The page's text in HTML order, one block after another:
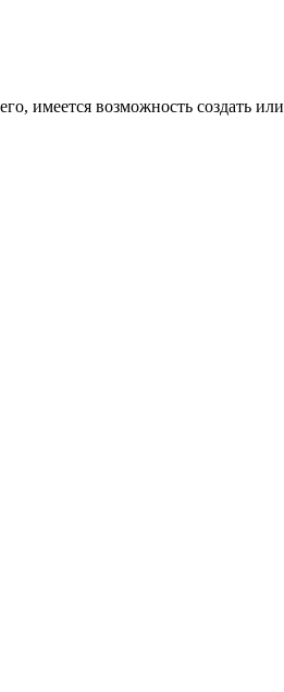
имеется возможность создать